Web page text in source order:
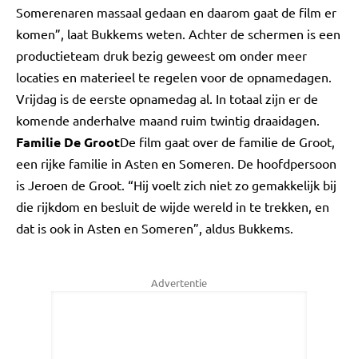
Somerenaren massaal gedaan en daarom gaat de film er
komen”, laat Bukkems weten. Achter de schermen is een
productieteam druk bezig geweest om onder meer
locaties en materieel te regelen voor de opnamedagen.
Vrijdag is de eerste opnamedag al. In totaal zijn er de
komende anderhalve maand ruim twintig draaidagen.
Familie De GrootDe film gaat over de familie de Groot,
een rijke familie in Asten en Someren. De hoofdpersoon
is Jeroen de Groot. “Hij voelt zich niet zo gemakkelijk bij
die rijkdom en besluit de wijde wereld in te trekken, en
dat is ook in Asten en Someren”, aldus Bukkems.
Advertentie